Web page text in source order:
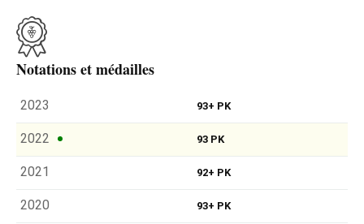
Notations et médailles
2023 93+ PK
2022 93 PK
2021 92+ PK
2020 93+ PK